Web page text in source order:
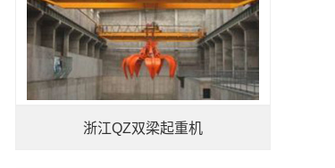
浙江QZ双梁起重机